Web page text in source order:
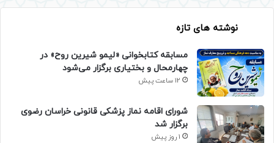
نوشته های تازه
مسابقه کتابخوانی «لیمو شیرین روح» در
چهارمحال و بختیاری برگزار می‌شود
12 ساعت پیش
شورای اقامه نماز پزشکی قانونی خراسان رضوی
برگزار شد
1 روز پیش